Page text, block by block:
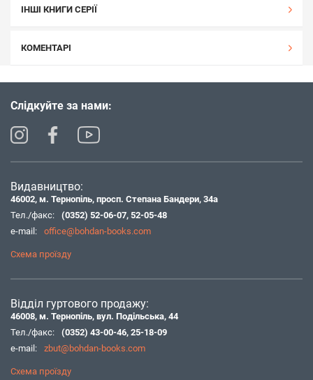
ІНШІ КНИГИ СЕРІЇ
КОМЕНТАРІ
Слідкуйте за нами:
Видавництво:
46002, м. Тернопіль, просп. Степана Бандери, 34а
Тел./факс:
(0352) 52-06-07, 52-05-48
e-mail:
office@bohdan-books.com
Схема проїзду
Відділ гуртового продажу:
46008, м. Тернопіль, вул. Подільська, 44
Тел./факс:
(0352) 43-00-46, 25-18-09
e-mail:
zbut@bohdan-books.com
Схема проїзду